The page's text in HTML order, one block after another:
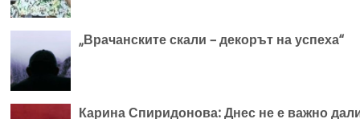
„Врачанските скали – декорът на успеха“
Карина Спиридонова: Днес не е важно